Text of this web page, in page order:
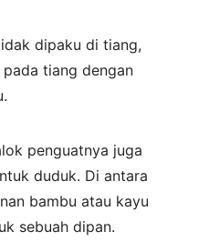
dipaku di tiang,
tiang dengan
penguatnya juga
duduk. Di antara
bambu atau kayu
sebuah dipan.